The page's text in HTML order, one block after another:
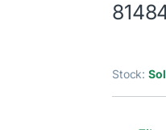
Stock: